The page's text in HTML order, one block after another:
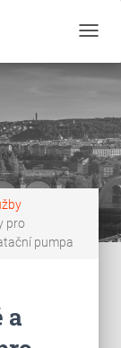
pro
pumpa
a